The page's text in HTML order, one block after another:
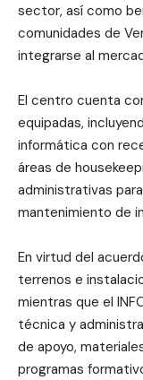
sector, así como
comunidades de
integrarse al
El centro cuenta
equipadas,
informática con
áreas de
administrativas
mantenimiento de
En virtud del
terrenos e
mientras que el
técnica y
de apoyo,
programas